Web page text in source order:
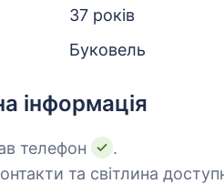
37 років
Буковель
інформація
телефон
.
та світлина